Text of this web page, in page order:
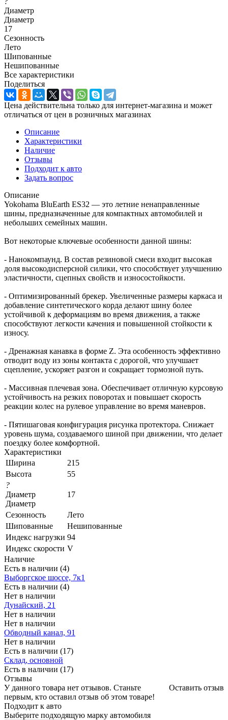
Диаметр
Диаметр
17
Сезонность
Лето
Шипованные
Нешипованные
Все характеристики
Поделиться
Цена действительна только для интернет-магазина и может
отличаться от цен в розничных магазинах
Описание
Характеристики
Наличие
Отзывы
Подходит к авто
Задать вопрос
Описание
Yokohama BluEarth ES32 — это летние ненаправленные
шины, предназначенные для компактных автомобилей и
небольших семейных машин.
Вот некоторые ключевые особенности данной шины:
- Нанокомпаунд. В состав резиновой смеси входит высокая
доля высокодисперсной силики, что способствует улучшению
эластичности, сцепных свойств и износостойкости.
- Оптимизированный брекер. Увеличенные размеры каркаса и
добавление синтетического корда делают шину более
устойчивой к деформациям во время движения, а также
способствуют легкости качения и повышенной стойкости к
износу.
- Дренажная канавка в форме Z. Эта особенность эффективно
отводит воду из зоны контакта с дорогой, что улучшает
сцепление, ускоряет разгон и сокращает тормозной путь.
- Массивная плечевая зона. Обеспечивает отличную курсовую
устойчивость на резких поворотах и повышает скорость
реакции колес на рулевое управление во время маневров.
- Пятишаговая конфигурация рисунка протектора. Снижает
уровень шума, создаваемого шиной при движении, что делает
поездку более комфортной.
Характеристики
Ширина
215
Высота
55
?
Диаметр
Диаметр
17
Сезонность
Лето
Шипованные
Нешипованные
Индекс нагрузки 94
Индекс скорости V
Наличие
Есть в наличии (4)
Выборгское шоссе, 7к1
Есть в наличии (4)
Нет в наличии
Дунайский, 21
Нет в наличии
Нет в наличии
Обводный канал, 91
Нет в наличии
Есть в наличии (17)
Склад, основной
Есть в наличии (17)
Отзывы
Оставить отзыв
У данного товара нет отзывов. Станьте
первым, кто оставил отзыв об этом товаре!
Подходит к авто
Выберите подходящую марку автомобиля